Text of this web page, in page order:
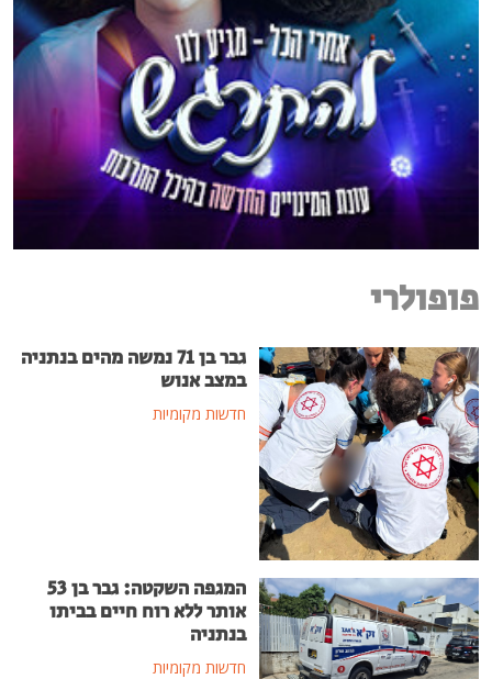
פופולרי
גבר בן 71 נמשה מהים בנתניה
במצב אנוש
חדשות מקומיות
המגפה השקטה: גבר בן 53
אותר ללא רוח חיים בביתו
בנתניה
חדשות מקומיות